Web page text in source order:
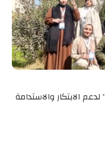
الابتكار والاستدامة